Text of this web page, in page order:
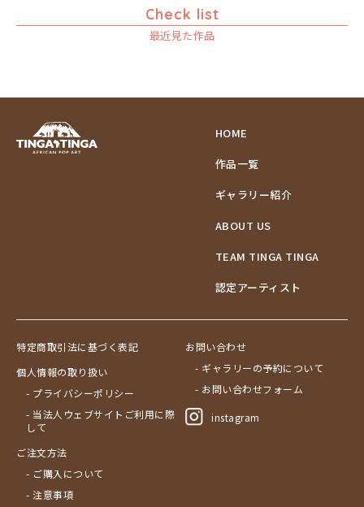
Check list
最近見た作品
HOME
作品一覧
ギャラリー紹介
ABOUT US
TEAM TINGA TINGA
認定アーティスト
特定商取引法に基づく表記
個人情報の取り扱い
- プライバシーポリシー
- 当法人ウェブサイトご利用に際
して
ご注文方法
- ご購入について
- 注意事項
お問い合わせ
- ギャラリーの予約について
- お問い合わせフォーム
instagram